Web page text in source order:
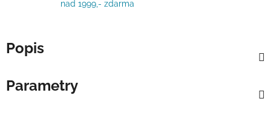
nad 1999,- zdarma
Popis
Parametry